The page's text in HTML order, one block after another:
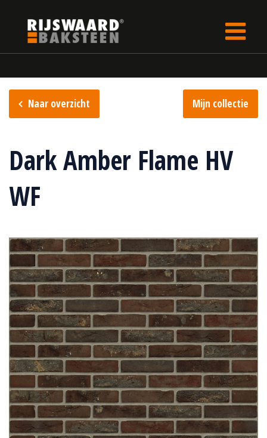
Naar overzicht Mijn collectie
Dark Amber Flame HV
WF